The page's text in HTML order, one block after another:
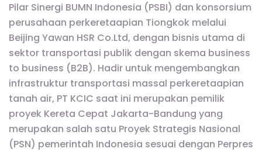
Pilar Sinergi BUMN Indonesia (PSBI) dan konsorsium
perusahaan perkeretaapian Tiongkok melalui
Beijing Yawan HSR Co.Ltd, dengan bisnis utama di
sektor transportasi publik dengan skema business
to business (B2B). Hadir untuk mengembangkan
infrastruktur transportasi massal perkeretaapian
tanah air, PT KCIC saat ini merupakan pemilik
proyek Kereta Cepat Jakarta-Bandung yang
merupakan salah satu Proyek Strategis Nasional
(PSN) pemerintah Indonesia sesuai dengan Perpres